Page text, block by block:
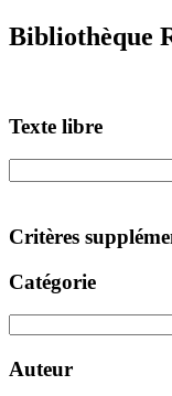
Bibliothèque
Texte libre
Critères
Catégorie
Auteur